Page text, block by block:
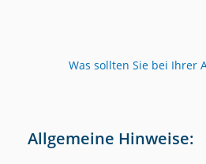
Was sollten Sie bei Ihrer
Allgemeine Hinweise: